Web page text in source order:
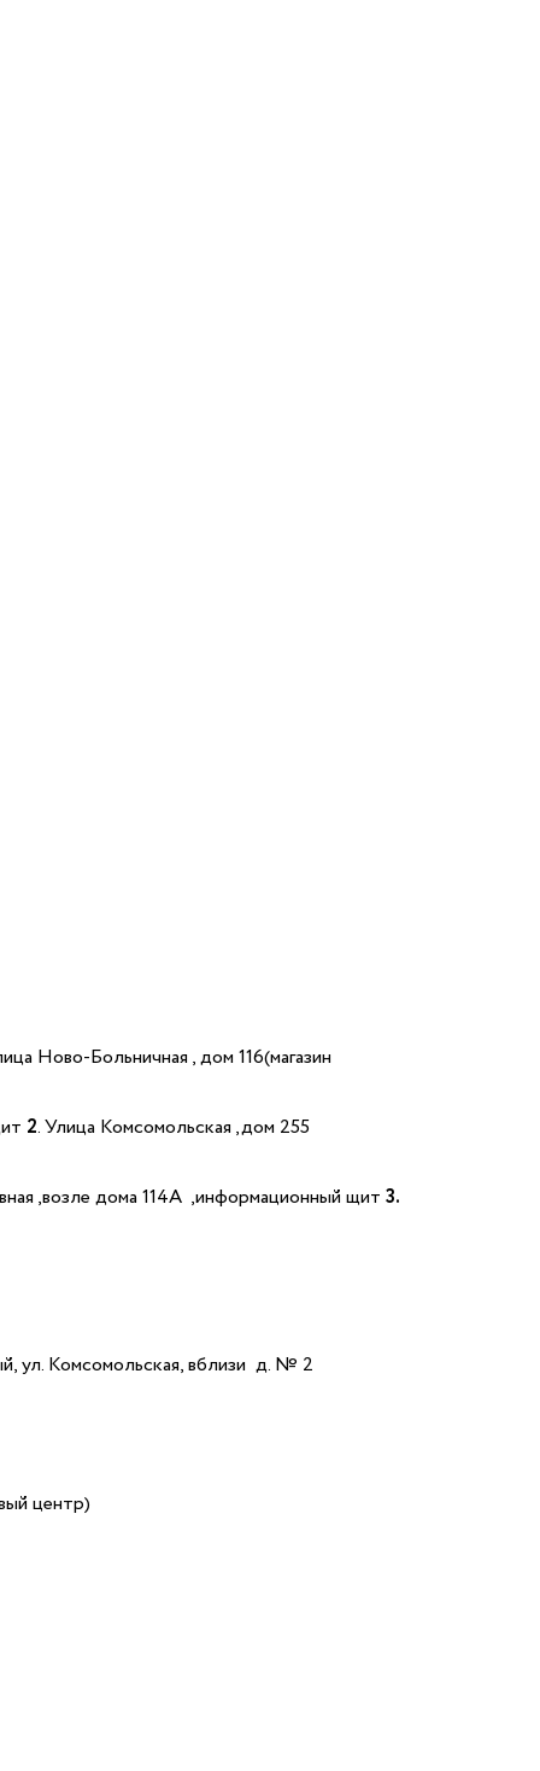
Ново-Больничная , дом 116(магазин
2. Улица Комсомольская ,дом 255
,возле дома 114А ,информационный щит 3.
ул. Комсомольская, вблизи д. № 2
центр)